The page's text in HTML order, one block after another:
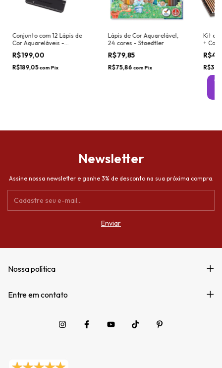
Conjunto com 12 Lápis de
Cor Aquareláveis -
Moleskine
R$199,00
R$189,05com Pix
Lápis de Cor Aquarelável,
24 cores - Staedtler
R$79,85
R$75,86 com Pix
Kit
+
Newsletter
Assine nossa newsletter e ganhe 3% de desconto na sua próxima compra.
Nossa política
Entre em contato